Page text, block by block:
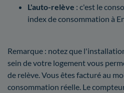
L'auto-relève : c'est le
index de consommation à
Remarque : notez que
sein de votre logement vous
de relève. Vous êtes facturé au
consommation réelle. Le